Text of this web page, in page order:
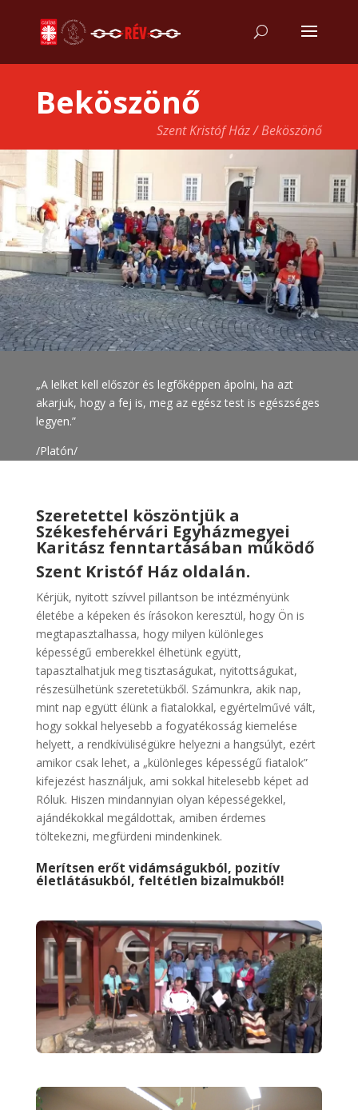
Beköszönő
Szent Kristóf Ház / Beköszönő
„A lelket kell először és legfőképpen ápolni, ha azt
akarjuk, hogy a fej is, meg az egész test is egészséges
legyen.”
/Platón/
Szeretettel köszöntjük a
Székesfehérvári Egyházmegyei
Karitász fenntartásában működő
Szent Kristóf Ház oldalán.
Kérjük, nyitott szívvel pillantson be intézményünk
életébe a képeken és írásokon keresztül, hogy Ön is
megtapasztalhassa, hogy milyen különleges
képességű emberekkel élhetünk együtt,
tapasztalhatjuk meg tisztaságukat, nyitottságukat,
részesülhetünk szeretetükből. Számunkra, akik nap,
mint nap együtt élünk a fiatalokkal, egyértelművé vált,
hogy sokkal helyesebb a fogyatékosság kiemelése
helyett, a rendkívüliségükre helyezni a hangsúlyt, ezért
amikor csak lehet, a „különleges képességű fiatalok”
kifejezést használjuk, ami sokkal hitelesebb képet ad
Róluk. Hiszen mindannyian olyan képességekkel,
ajándékokkal megáldottak, amiben érdemes
töltekezni, megfürdeni mindenkinek.
Merítsen erőt vidámságukból, pozitív
életlátásukból, feltétlen bizalmukból!